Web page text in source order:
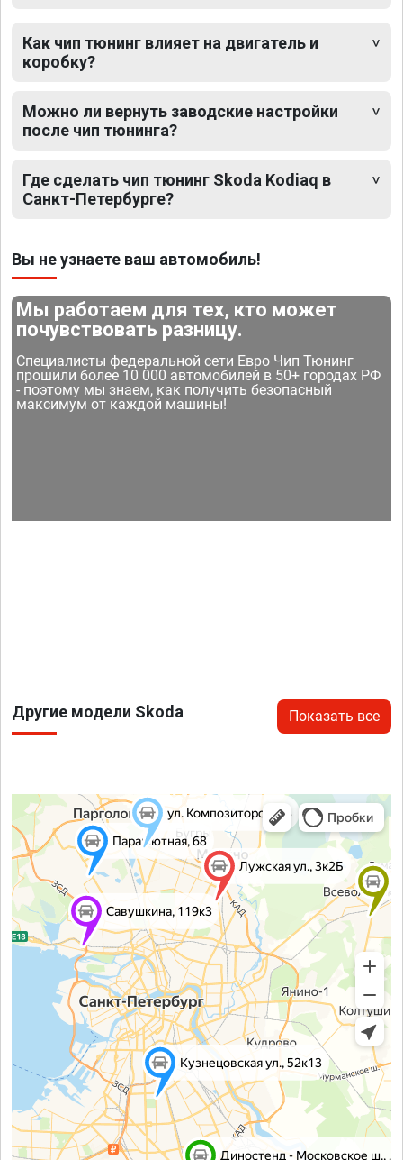
Как чип тюнинг влияет на двигатель и
коробку?
Можно ли вернуть заводские настройки
после чип тюнинга?
Где сделать чип тюнинг Skoda Kodiaq в
Санкт-Петербурге?
Вы не узнаете ваш автомобиль!
Мы работаем для тех, кто может
почувствовать разницу.
Специалисты федеральной сети Евро Чип Тюнинг
прошили более 10 000 автомобилей в 50+ городах РФ
- поэтому мы знаем, как получить безопасный
максимум от каждой машины!
Другие модели Skoda Показать все